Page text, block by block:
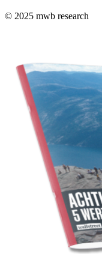
© 2025 mwb research